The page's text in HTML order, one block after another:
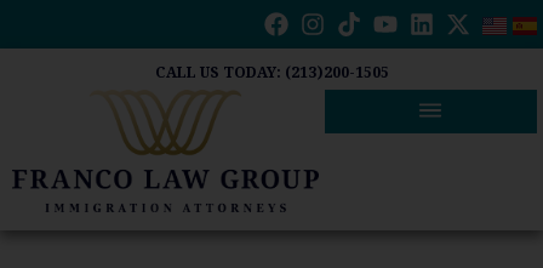
CALL US TODAY: (213)200-1505